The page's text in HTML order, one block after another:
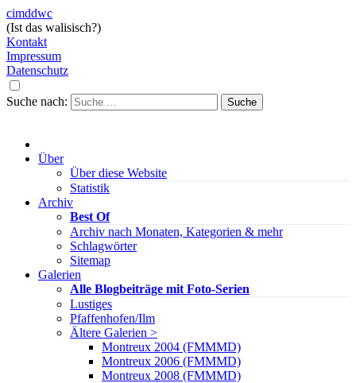
cimddwc
(Ist das walisisch?)
Kontakt
Impressum
Datenschutz
Suche nach:
Über
Über diese Website
Statistik
Archiv
Best Of
Archiv nach Monaten, Kategorien & mehr
Schlagwörter
Sitemap
Galerien
Alle Blogbeiträge mit Foto-Serien
Lustiges
Pfaffenhofen/Ilm
Ältere Galerien >
Montreux 2004 (FMMMD)
Montreux 2006 (FMMMD)
Montreux 2008 (FMMMD)